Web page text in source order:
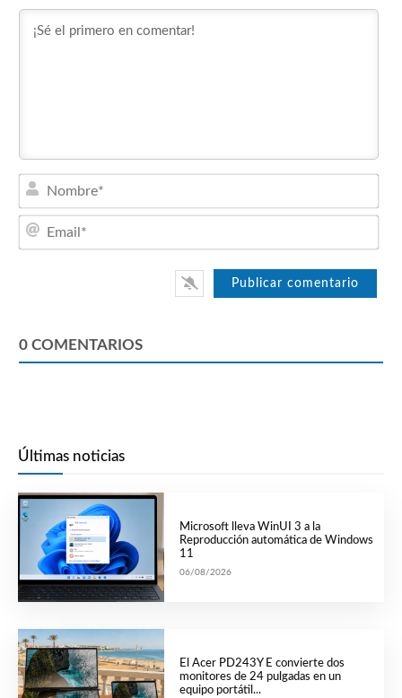
0 COMENTARIOS
Últimas noticias
Microsoft lleva WinUI 3 a la
Reproducción automática de Windows
11
06/08/2026
El Acer PD243Y E convierte dos
monitores de 24 pulgadas en un
equipo portátil...